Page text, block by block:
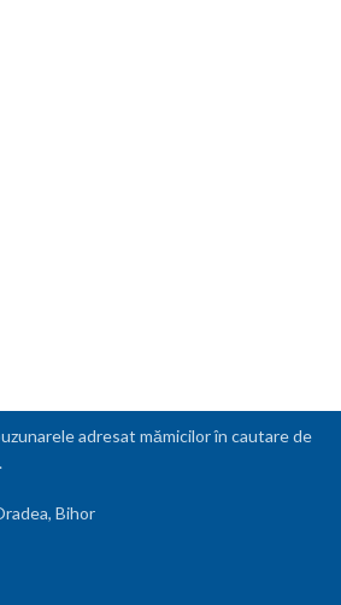
adresat mămicilor în cautare de
Bihor